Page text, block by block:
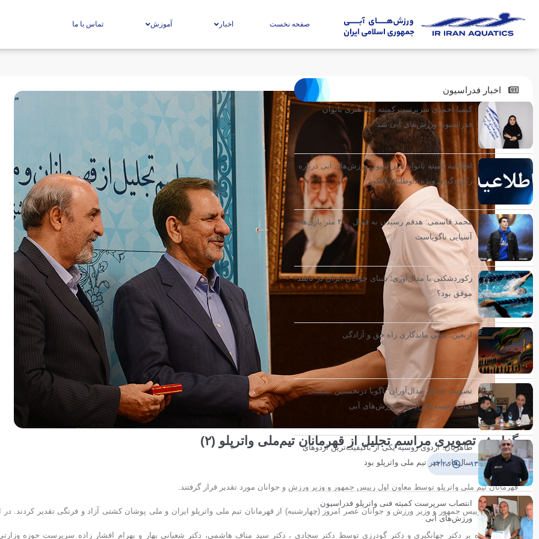
صفحه نخست اخبار آموزش تماس با ما
گزارش تصویری مراسم تجلیل از قهرمانان تیم‌ملی واترپلو (۲)
۳ تیر ۱۳۹۴ ۲۲:۲۰
قهرمانان تیم ملی واترپلو توسط معاون اول رییس جمهور و وزیر ورزش و جوانان مورد تقدیر قرار گرفتند.
معاون اول رییس جمهور و وزیر ورزش و جوانان عصر امروز (چهارشنبه) از قهرمانان تیم ملی واترپلو ایران و ملی پوشان کشتی آزاد و فرنگی تقدیر کردند. در
مراسم علاوه بر دکتر جهانگیری و دکتر گودرزی توسط دکتر سجادی ، دکتر سید مناف هاشمی، دکتر شعبانی بهار و بهرام افشار زاده سرپرست حوزه
اخبار فدراسیون
کیمیا احمدی سرپرست کمیته شنا هنری بانوان
فدراسیون ورزش‌های آبی شد
اطلاعیه کمیته بانوان فدراسیون ورزش‌های آبی درباره
رکوردگیری ویژه داوطلبان کنکور
محمد قاسمی: هدفم رسیدن به فینال ۴۰۰ متر بازی‌های
آسیایی ناگویاست
رکوردشکنی یا مدال‌آوری؛ شنای جوانان ایران در تایلند
موفق بود؟
اربعین؛ تجلی ماندگاری راه حق و آزادگی
تصویب پاداش مدال‌آوران ناگویا درنخستین نشست
هیأت رئیسه فدراسیون ورزش‌های آبی
طاهریان: اردوی روسیه یکی از باکیفیت‌ترین اردوهای
سال‌های اخیر تیم ملی واترپلو بود
انتصاب سرپرست کمیته فنی واترپلو فدراسیون
ورزش‌های آبی